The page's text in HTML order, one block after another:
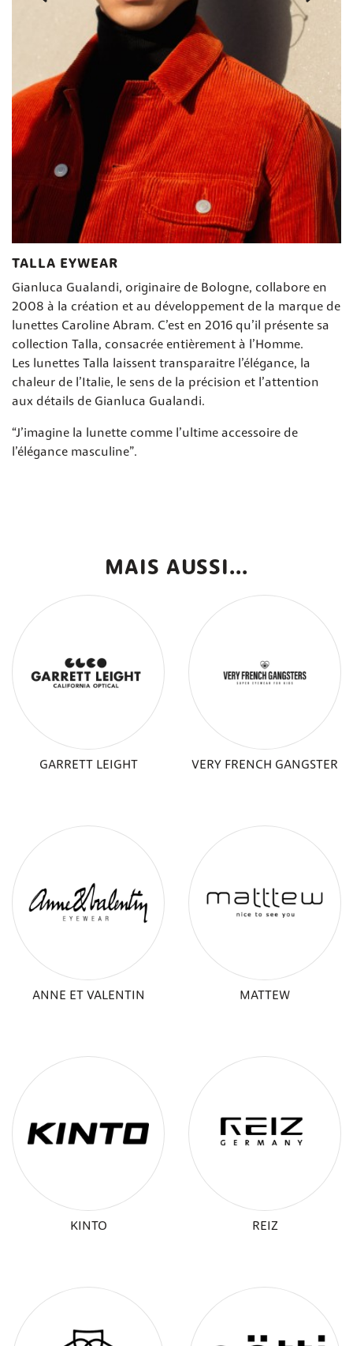
TALLA EYWEAR
Gianluca Gualandi, originaire de Bologne, collabore en
2008 à la création et au développement de la marque de
lunettes Caroline Abram. C’est en 2016 qu’il présente sa
collection Talla, consacrée entièrement à l’Homme.
Les lunettes Talla laissent transparaitre l’élégance, la
chaleur de l’Italie, le sens de la précision et l’attention
aux détails de Gianluca Gualandi.
“J’imagine la lunette comme l’ultime accessoire de
l’élégance masculine”.
MAIS AUSSI...
GARRETT LEIGHT VERY FRENCH GANGSTER
ANNE ET VALENTIN MATTEW
KINTO REIZ